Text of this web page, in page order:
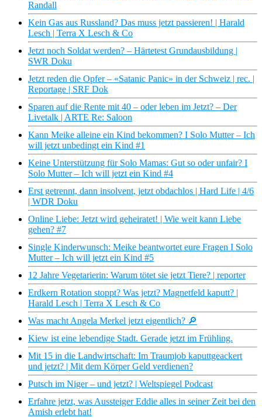
Randall
Kein Gas aus Russland? Das muss jetzt passieren! | Harald
Lesch | Terra X Lesch & Co
Jetzt noch Soldat werden? – Härtetest Grundausbildung |
SWR Doku
Jetzt reden die Opfer – «Satanic Panic» in der Schweiz | rec. |
Reportage | SRF Dok
Sparen auf die Rente mit 40 – oder leben im Jetzt? – Der
Livetalk | ARTE Re: Saloon
Kann Meike alleine ein Kind bekommen? I Solo Mutter – Ich
will jetzt unbedingt ein Kind #1
Keine Unterstützung für Solo Mamas: Gut so oder unfair? I
Solo Mutter – Ich will jetzt ein Kind #4
Erst getrennt, dann insolvent, jetzt obdachlos | Hard Life | 4/6
| WDR Doku
Online Liebe: Jetzt wird geheiratet! | Wie weit kann Liebe
gehen? #7
Single Kinderwunsch: Meike beantwortet eure Fragen I Solo
Mutter – Ich will jetzt ein Kind #5
12 Jahre Vegetarierin: Warum tötet sie jetzt Tiere? | reporter
Erdkern Rotation stoppt? Was jetzt? Magnetfeld kaputt? |
Harald Lesch | Terra X Lesch & Co
Was macht Angela Merkel jetzt eigentlich? 🔎
Kiew ist eine lebendige Stadt. Gerade jetzt im Frühling.
Mit 15 in die Landwirtschaft: Im Traumjob kaputtgeackert
und jetzt? | Mit dem Körper Geld verdienen?
Putsch im Niger – und jetzt? | Weltspiegel Podcast
Erfahre jetzt, was Aussteiger Eddie alles in seiner Zeit bei den
Amish erlebt hat!